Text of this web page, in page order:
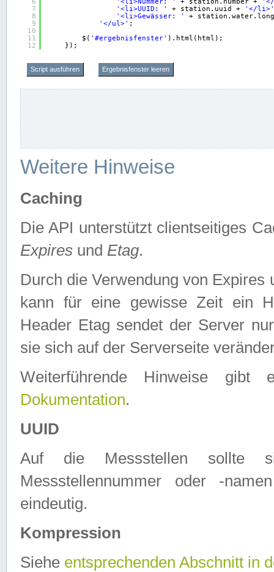
7
8
9
10
11
12
'<li>UUID: '
+ station.uuid +
'</li>'
'<li>Gewässer: '
+
'</ul>' ;
$( '#ergebnisfenster' ).html(html);
});
Script ausführen Ergebnisfenster leeren
Weitere Hinweise
Caching
Die API unterstützt clientseitiges
Expires und Etag.
Durch die Verwendung von
kann für eine gewisse Zeit ein
Header Etag sendet der Server
sie sich auf der Serverseite
Weiterführende Hinweise
Dokumentation.
UUID
Auf die Messstellen sollte
Messstellennummer oder -
eindeutig.
Kompression
Siehe entsprechenden Abschnitt in